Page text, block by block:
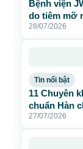
Bệnh viện
do tiêm mỡ
28/07/2026
Tin nổi bật
11 Chuyên
chuẩn Hàn
27/07/2026